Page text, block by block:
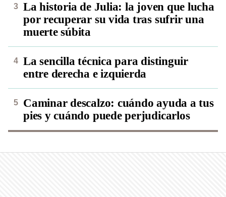
La historia de Julia: la joven que lucha
por recuperar su vida tras sufrir una
muerte súbita
La sencilla técnica para distinguir
entre derecha e izquierda
Caminar descalzo: cuándo ayuda a tus
pies y cuándo puede perjudicarlos